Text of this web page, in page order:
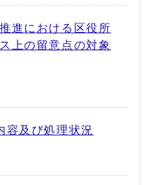
進における区役所
上の留意点の対象
容及び処理状況